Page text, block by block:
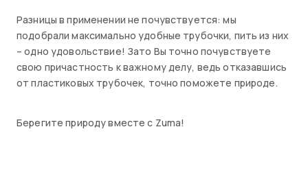
Разницы в применении не почувствуется: мы
подобрали максимально удобные трубочки, пить из них
– одно удовольствие! Зато Вы точно почувствуете
свою причастность к важному делу, ведь отказавшись
от пластиковых трубочек, точно поможете природе.
Берегите природу вместе с Zuma!